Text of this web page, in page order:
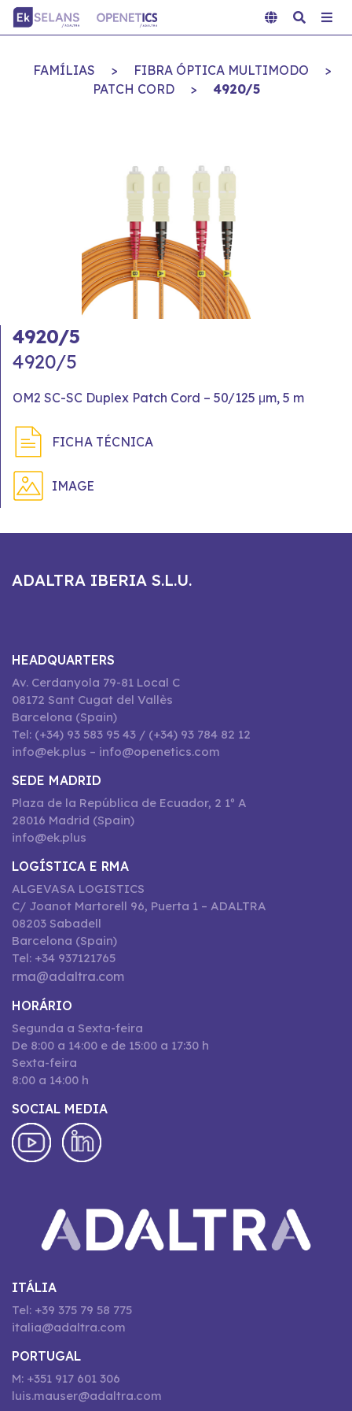
FAMÍLIAS > FIBRA ÓPTICA MULTIMODO
>
PATCH CORD
> 4920/5
4920/5
4920/5
OM2 SC-SC Duplex Patch Cord – 50/125 μm, 5 m
FICHA TÉCNICA
IMAGE
ADALTRA IBERIA S.L.U.
HEADQUARTERS
Av. Cerdanyola 79-81 Local C
08172 Sant Cugat del Vallès
Barcelona (Spain)
Tel: (+34) 93 583 95 43 / (+34) 93 784 82 12
info@ek.plus – info@openetics.com
SEDE MADRID
Plaza de la República de Ecuador, 2 1º A
28016 Madrid (Spain)
info@ek.plus
LOGÍSTICA E RMA
ALGEVASA LOGISTICS
C/ Joanot Martorell 96, Puerta 1 – ADALTRA
08203 Sabadell
Barcelona (Spain)
Tel: +34 937121765
rma@adaltra.com
HORÁRIO
Segunda a Sexta-feira
De 8:00 a 14:00 e de 15:00 a 17:30 h
Sexta-feira
8:00 a 14:00 h
SOCIAL MEDIA
ITÁLIA
Tel: +39 375 79 58 775
italia@adaltra.com
PORTUGAL
M: +351 917 601 306
luis.mauser@adaltra.com